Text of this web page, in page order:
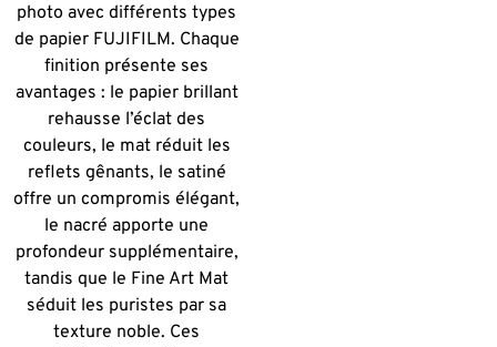
photo avec différents types
de papier FUJIFILM. Chaque
finition présente ses
avantages : le papier brillant
rehausse l’éclat des
couleurs, le mat réduit les
reflets gênants, le satiné
offre un compromis élégant,
le nacré apporte une
profondeur supplémentaire,
tandis que le Fine Art Mat
séduit les puristes par sa
texture noble. Ces